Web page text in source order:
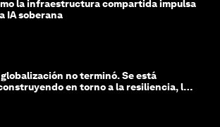
la infraestructura compartida impulsa
IA soberana
globalización no terminó. Se está
en torno a la resiliencia, las